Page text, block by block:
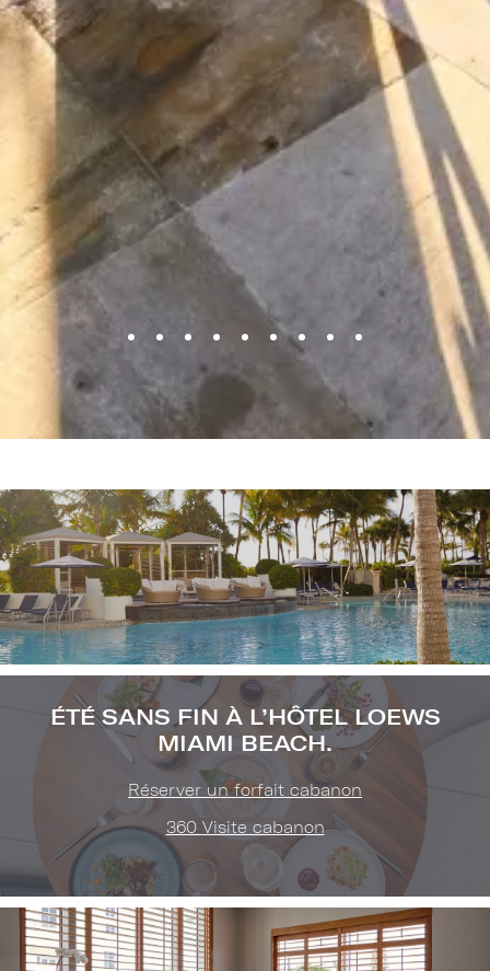
ÉTÉ SANS FIN À L’HÔTEL LOEWS
MIAMI BEACH.
Réserver un forfait cabanon
360 Visite cabanon
Image
(Gallery
"Pool
&